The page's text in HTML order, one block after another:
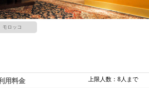
モロッコ
上限人数：8人まで
用料金